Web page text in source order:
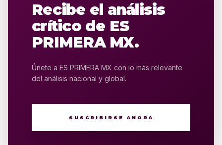
Recibe el análisis
crítico de ES
PRIMERA MX.
Únete a ES PRIMERA MX con lo más relevante
del análisis nacional y global.
SUSCRIBIRSE AHORA